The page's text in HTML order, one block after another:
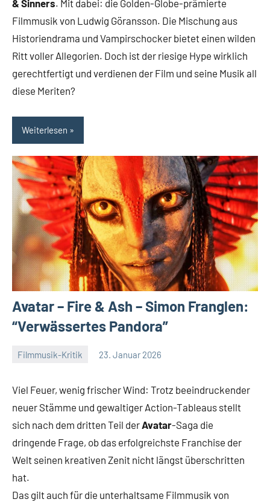
& Sinners. Mit dabei: die Golden-Globe-prämierte
Filmmusik von Ludwig Göransson. Die Mischung aus
Historiendrama und Vampirschocker bietet einen wilden
Ritt voller Allegorien. Doch ist der riesige Hype wirklich
gerechtfertigt und verdienen der Film und seine Musik all
diese Meriten?
Weiterlesen
Avatar – Fire & Ash – Simon Franglen:
“Verwässertes Pandora”
Filmmusik-Kritik 23. Januar 2026
Viel Feuer, wenig frischer Wind: Trotz beeindruckender
neuer Stämme und gewaltiger Action-Tableaus stellt
sich nach dem dritten Teil derAvatar-Saga die
dringende Frage, ob das erfolgreichste Franchise der
Welt seinen kreativen Zenit nicht längst überschritten
hat.
Das gilt auch für die unterhaltsame Filmmusik von